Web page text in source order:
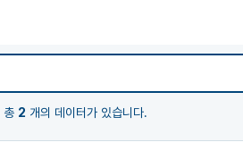
총 2 개의 데이터가 있습니다.